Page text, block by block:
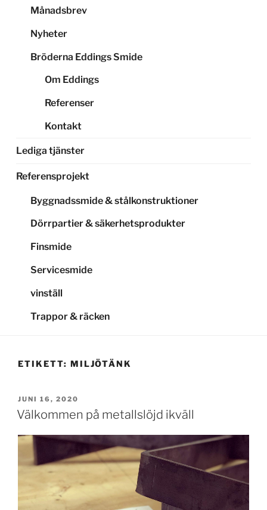
Månadsbrev
Nyheter
Bröderna Eddings Smide
Om Eddings
Referenser
Kontakt
Lediga tjänster
Referensprojekt
Byggnadssmide & stålkonstruktioner
Dörrpartier & säkerhetsprodukter
Finsmide
Servicesmide
vinställ
Trappor & räcken
ETIKETT: MILJÖTÄNK
PUBLICERAT
JUNI 16, 2020
Välkommen på metallslöjd ikväll